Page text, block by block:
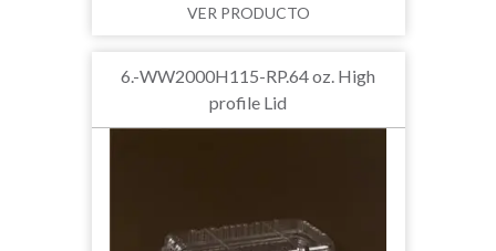
VER PRODUCTO
6.-WW2000H115-RP.64 oz. High
profile Lid